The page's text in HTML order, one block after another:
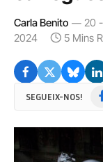
Carla Benito 20
2024
5 Mins
SEGUEIX-NOS!